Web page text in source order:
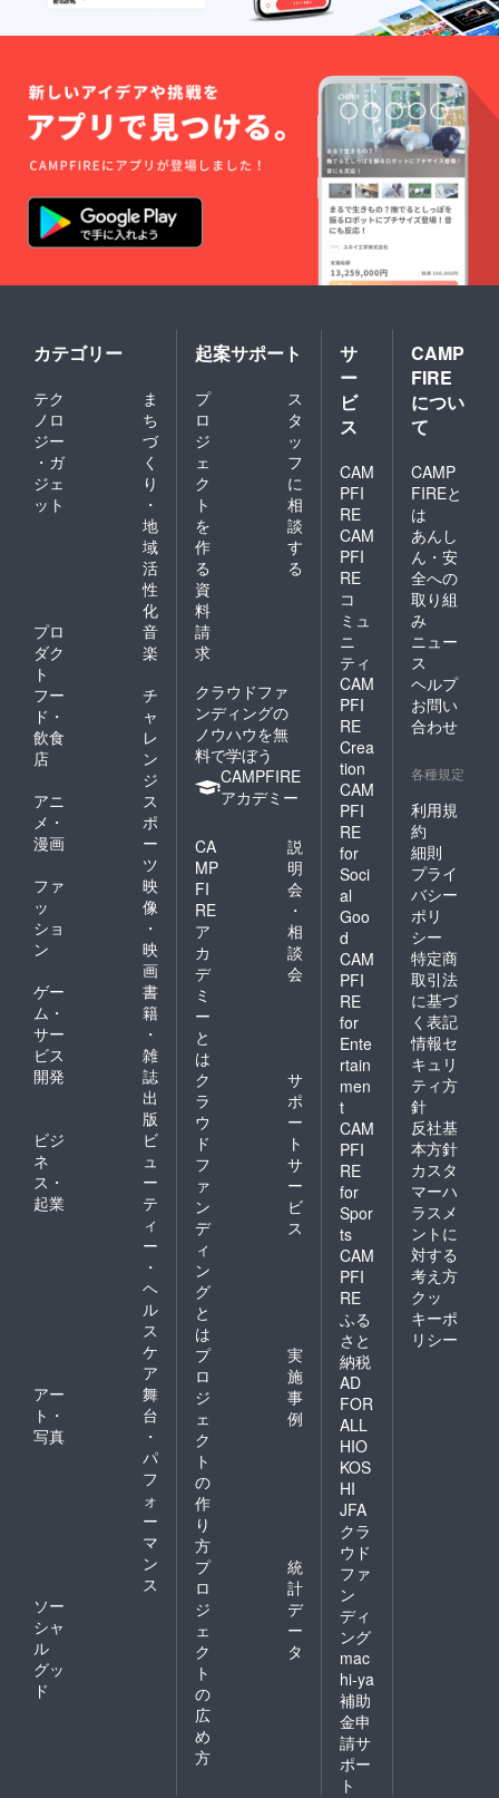
カテゴリー
テク
ノロ
ジー
・ガ
ジェ
ット
ま
ち
づ
く
り
・
地
域
活
性
化
プロ
ダク
ト
音
楽
フー
ド・
飲食
店
チ
ャ
レ
ン
ジ
アニ
メ・
漫画
ス
ポ
ー
ツ
ファ
ッ
ショ
ン
映
像
・
映
画
ゲー
ム・
サー
ビス
開発
書
籍
・
雑
誌
出
版
ビジ
ネ
ス・
起業
ビ
ュ
ー
テ
ィ
ー
・
ヘ
ル
ス
ケ
ア
アー
ト・
写真
舞
台
・
パ
フ
ォ
ー
マ
ン
ス
ソー
シャ
ル
グッ
ド
起案サポート
プ
ロ
ジ
ェ
ク
ト
を
作
る
ス
タ
ッ
フ
に
相
談
す
る
資
料
請
求
クラウドファ
ンディングの
ノウハウを無
料で学ぼう
CAMPFIRE
アカデミー
CA
MP
FI
RE
ア
カ
デ
ミ
ー
と
は
説
明
会
・
相
談
会
ク
ラ
ウ
ド
フ
ァ
ン
デ
ィ
ン
グ
と
は
サ
ポ
ー
ト
サ
ー
ビ
ス
プ
ロ
ジ
ェ
ク
ト
の
作
り
方
実
施
事
例
プ
ロ
ジ
ェ
ク
ト
の
広
め
方
統
計
デ
ー
タ
サ
ー
ビ
ス
CAM
PFI
RE
CAM
PFI
RE
コ
ミュ
ニ
ティ
CAM
PFI
RE
Crea
tion
CAM
PFI
RE
for
Soci
al
Goo
d
CAM
PFI
RE
for
Ente
rtain
men
t
CAM
PFI
RE
for
Spor
ts
CAM
PFI
RE
ふる
さと
納税
AD
FOR
ALL
HIO
KOS
HI
JFA
クラ
ウド
ファ
ン
ディ
ング
mac
hi-ya
補助
金申
請サ
ポー
ト
CAMP
FIRE
につい
て
CAMP
FIREと
は
あんし
ん・安
全への
取り組
み
ニュー
ス
ヘルプ
お問い
合わせ
各種規定
利用規
約
細則
プライ
バシー
ポリ
シー
特定商
取引法
に基づ
く表記
情報セ
キュリ
ティ方
針
反社基
本方針
カスタ
マーハ
ラスメ
ントに
対する
考え方
クッ
キーポ
リシー